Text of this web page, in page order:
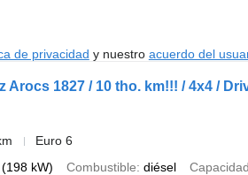
de privacidad y nuestro acuerdo del
Arocs 1827 / 10 tho. km!!! / 4x4 /
Euro 6
kW) Combustible diésel